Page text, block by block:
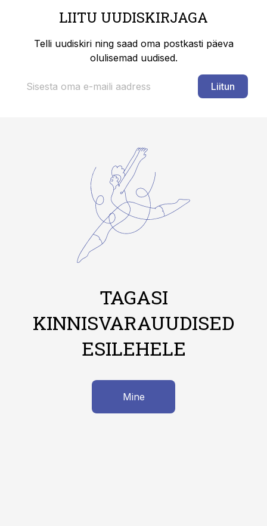
LIITU UUDISKIRJAGA
Telli uudiskiri ning saad oma postkasti päeva
olulisemad uudised.
Liitun
TAGASI
KINNISVARAUUDISED
ESILEHELE
Mine